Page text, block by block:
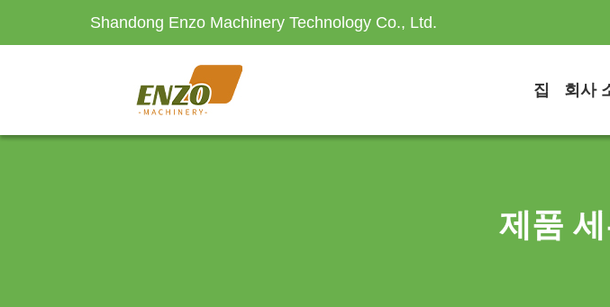
Shandong Enzo Machinery Technology Co., Ltd.
집 회사
제품